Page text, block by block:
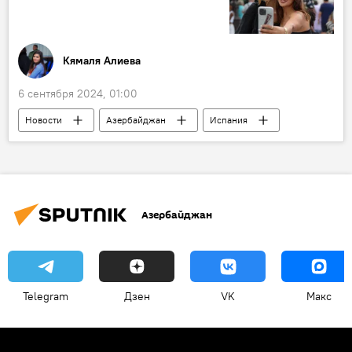
Кямаля Алиева
6 сентября 2024, 01:00
Новости Азербайджан
Испания
Блогер
Севилья Общество
Азербайджан
Telegram Дзен VK Макс